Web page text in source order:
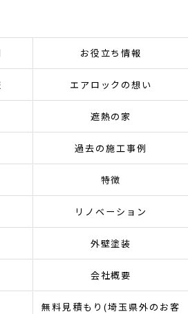
お役立ち情報
エアロックの想い
遮熱の家
過去の施工事例
特徴
リノベーション
外壁塗装
会社概要
無料見積もり(埼玉県外のお客